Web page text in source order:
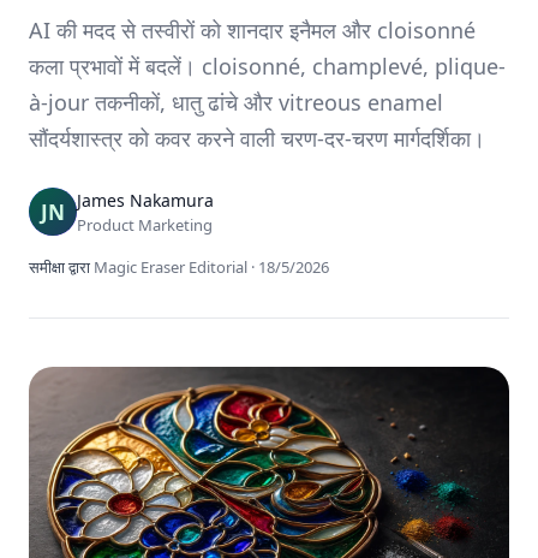
AI की मदद से तस्वीरों को शानदार इनैमल और cloisonné
कला प्रभावों में बदलें। cloisonné, champlevé, plique-
à-jour तकनीकों, धातु ढांचे और vitreous enamel
सौंदर्यशास्त्र को कवर करने वाली चरण-दर-चरण मार्गदर्शिका।
James Nakamura
Product Marketing
समीक्षा द्वारा Magic Eraser Editorial · 18/5/2026